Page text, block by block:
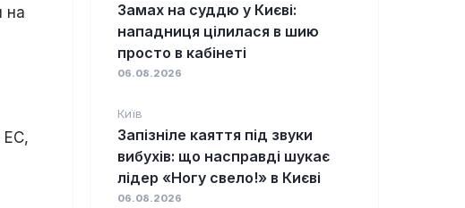
на
ЕС,
Замах на суддю у Києві:
нападниця цілилася в шию
просто в кабінеті
06.08.2026
Київ
Запізніле каяття під звуки
вибухів: що насправді шукає
лідер «Ногу свело!» в Києві
06.08.2026